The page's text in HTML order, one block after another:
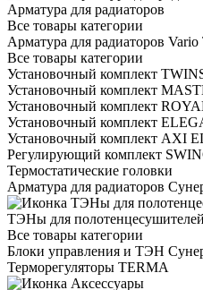
Арматура для радиаторов
Все товары категории
Арматура для радиаторов Vario
Все товары категории
Установочный комплект
Установочный комплект
Установочный комплект
Установочный комплект
Установочный комплект AXI
Регулирующий комплект
Термостатические головки
Арматура для радиаторов
ТЭНы для полотенцесушителей
Все товары категории
Блоки управления и ТЭН
Терморегуляторы TERMA